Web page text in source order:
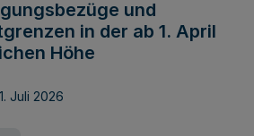
und
in der ab 1. April
Höhe
Juli 2026